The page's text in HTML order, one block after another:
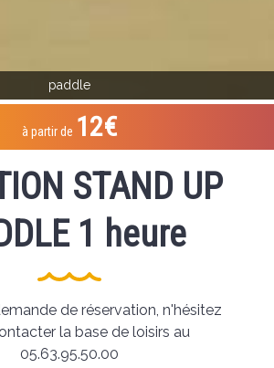
paddle
à partir de 12€
STAND UP
1 heure
de réservation, n'hésitez
la base de loisirs au
05.63.95.50.00